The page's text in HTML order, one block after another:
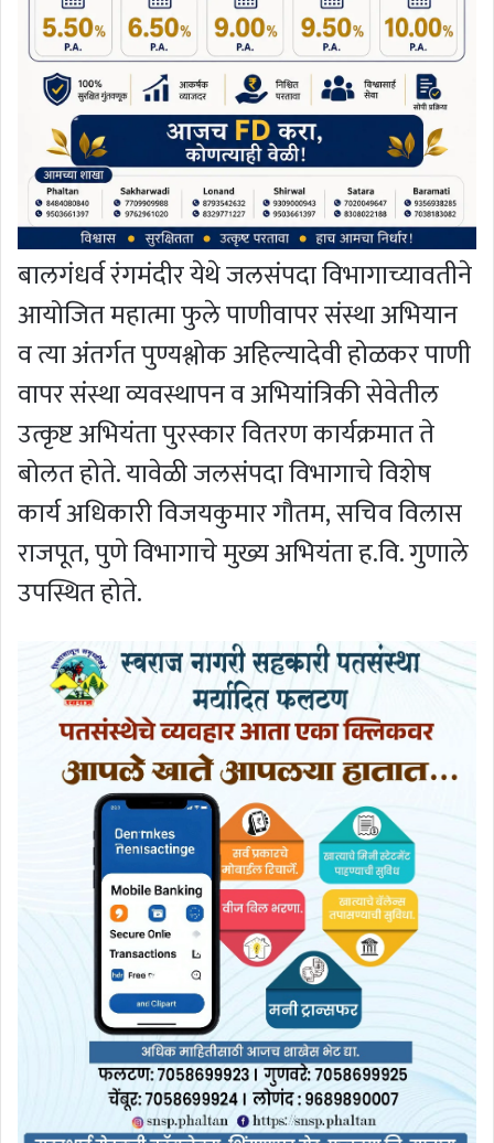
बालगंधर्व रंगमंदीर येथे जलसंपदा विभागाच्यावतीने
आयोजित महात्मा फुले पाणीवापर संस्था अभियान
व त्या अंतर्गत पुण्यश्लोक अहिल्यादेवी होळकर पाणी
वापर संस्था व्यवस्थापन व अभियांत्रिकी सेवेतील
उत्कृष्ट अभियंता पुरस्कार वितरण कार्यक्रमात ते
बोलत होते. यावेळी जलसंपदा विभागाचे विशेष
कार्य अधिकारी विजयकुमार गौतम, सचिव विलास
राजपूत, पुणे विभागाचे मुख्य अभियंता ह.वि. गुणाले
उपस्थित होते.